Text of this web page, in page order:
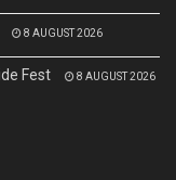
8 AUGUST 2026
Fest 8 AUGUST 2026